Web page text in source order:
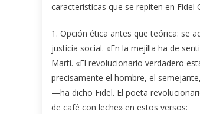
características que se repiten en Fidel
1. Opción ética antes que teórica: se
justicia social. «En la mejilla ha de
Martí. «El revolucionario verdadero
precisamente el hombre, el
—ha dicho Fidel. El poeta
de café con leche» en estos versos: